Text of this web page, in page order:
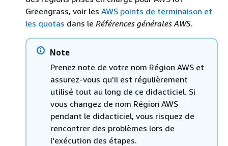
Greengrass, voir les AWS points de terminaison et
les quotas dans le Références générales AWS.
Note
Prenez note de votre nom Région AWS et
assurez-vous qu'il est régulièrement
utilisé tout au long de ce didacticiel. Si
vous changez de nom Région AWS
pendant le didacticiel, vous risquez de
rencontrer des problèmes lors de
l'exécution des étapes.